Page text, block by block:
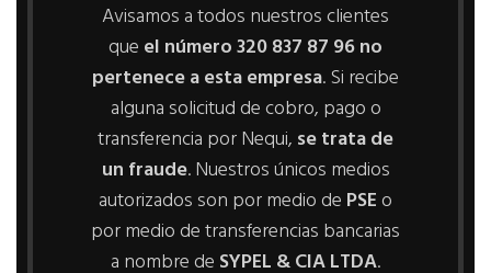
Avisamos a todos nuestros clientes
que el número 320 837 87 96 no
pertenece a esta empresa. Si recibe
alguna solicitud de cobro, pago o
transferencia por Nequi, se trata de
un fraude. Nuestros únicos medios
autorizados son por medio de PSEo
por medio de transferencias bancarias
a nombre de SYPEL & CIA LTDA.